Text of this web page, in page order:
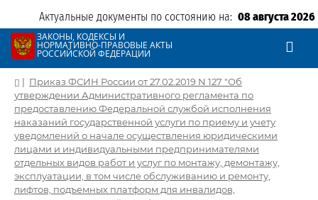
Актуальные документы по состоянию на: 08 августа 2026
ЗАКОНЫ, КОДЕКСЫ И
НОРМАТИВНО-ПРАВОВЫЕ АКТЫ
РОССИЙСКОЙ ФЕДЕРАЦИИ
| Приказ ФСИН России от 27.02.2019 N 127 "Об
утверждении Административного регламента по
предоставлению Федеральной службой исполнения
наказаний государственной услуги по приему и учету
уведомлений о начале осуществления юридическими
лицами и индивидуальными предпринимателями
отдельных видов работ и услуг по монтажу, демонтажу,
эксплуатации, в том числе обслуживанию и ремонту,
лифтов, подъемных платформ для инвалидов,